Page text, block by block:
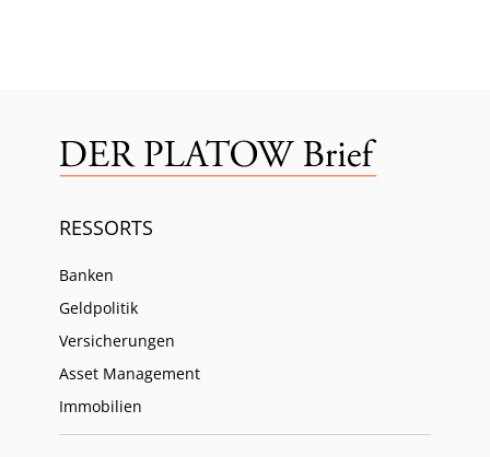
RESSORTS
Banken
Geldpolitik
Versicherungen
Asset Management
Immobilien